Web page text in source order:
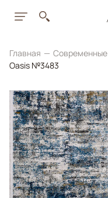
Главная Современные
Oasis №3483